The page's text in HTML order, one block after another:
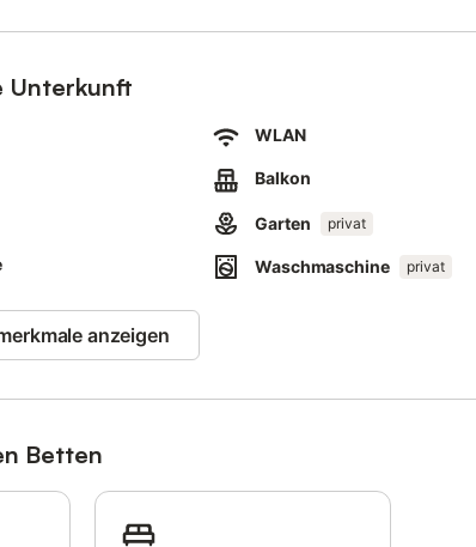
Zugang.
eigene Produkte an.
energiesparende Beleuchtung.
Unterkunft
WLAN
Balkon
Garten privat
Waschmaschine privat
anzeigen
Betten